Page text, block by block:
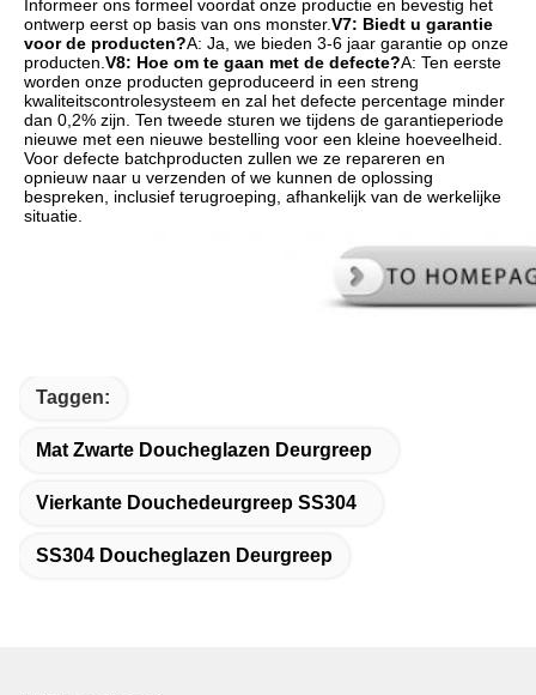
Informeer ons formeel voordat onze productie en bevestig het
ontwerp eerst op basis van ons monster.V7: Biedt u garantie
voor de producten?A: Ja, we bieden 3-6 jaar garantie op onze
producten. V8: Hoe om te gaan met de defecte?A: Ten eerste
worden onze producten geproduceerd in een streng
kwaliteitscontrolesysteem en zal het defecte percentage minder
dan 0,2% zijn. Ten tweede sturen we tijdens de garantieperiode
nieuwe met een nieuwe bestelling voor een kleine hoeveelheid.
Voor defecte batchproducten zullen we ze repareren en
opnieuw naar u verzenden of we kunnen de oplossing
bespreken, inclusief terugroeping, afhankelijk van de werkelijke
situatie.
Taggen:
Mat Zwarte Doucheglazen Deurgreep
Vierkante Douchedeurgreep SS304
SS304 Doucheglazen Deurgreep